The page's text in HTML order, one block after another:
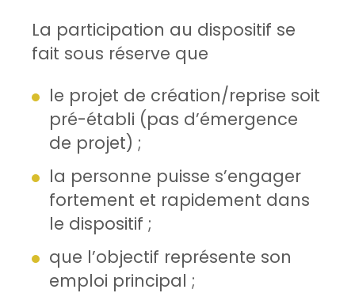
La participation au dispositif se
fait sous réserve que
le projet de création/reprise soit
pré-établi (pas d’émergence
de projet) ;
la personne puisse s’engager
fortement et rapidement dans
le dispositif ;
que l’objectif représente son
emploi principal ;